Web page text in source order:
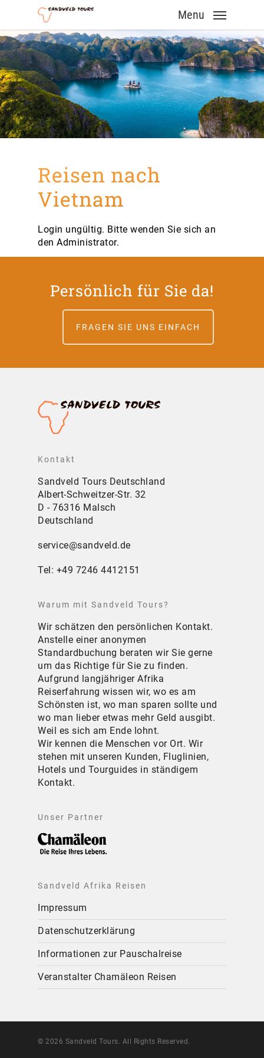
main
content
Menu
Reisen nach
Vietnam
Login ungültig. Bitte wenden Sie sich an
den Administrator.
Persönlich für Sie da!
FRAGEN SIE UNS EINFACH
Kontakt
Sandveld Tours Deutschland
Albert-Schweitzer-Str. 32
D - 76316 Malsch
Deutschland
service@sandveld.de
Tel: +49 7246 4412151
Warum mit Sandveld Tours?
Wir schätzen den persönlichen Kontakt.
Anstelle einer anonymen
Standardbuchung beraten wir Sie gerne
um das Richtige für Sie zu finden.
Aufgrund langjähriger Afrika
Reiserfahrung wissen wir, wo es am
Schönsten ist, wo man sparen sollte und
wo man lieber etwas mehr Geld ausgibt.
Weil es sich am Ende lohnt.
Wir kennen die Menschen vor Ort. Wir
stehen mit unseren Kunden, Fluglinien,
Hotels und Tourguides in ständigem
Kontakt.
Unser Partner
Sandveld Afrika Reisen
Impressum
Datenschutzerklärung
Informationen zur Pauschalreise
Veranstalter Chamäleon Reisen
© 2026 Sandveld Tours. All Rights Reserved.